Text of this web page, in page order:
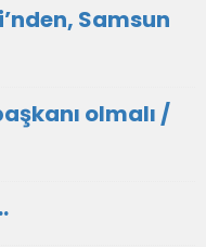
Samsun
olmalı /